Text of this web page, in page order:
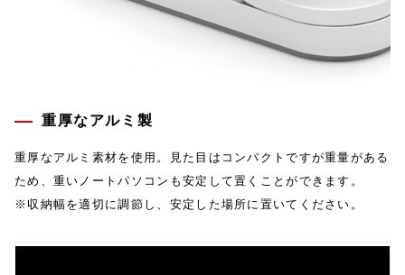
重厚なアルミ製
重厚なアルミ素材を使用。見た目はコンパクトですが重量がある
ため、重いノートパソコンも安定して置くことができます。
※収納幅を適切に調節し、安定した場所に置いてください。